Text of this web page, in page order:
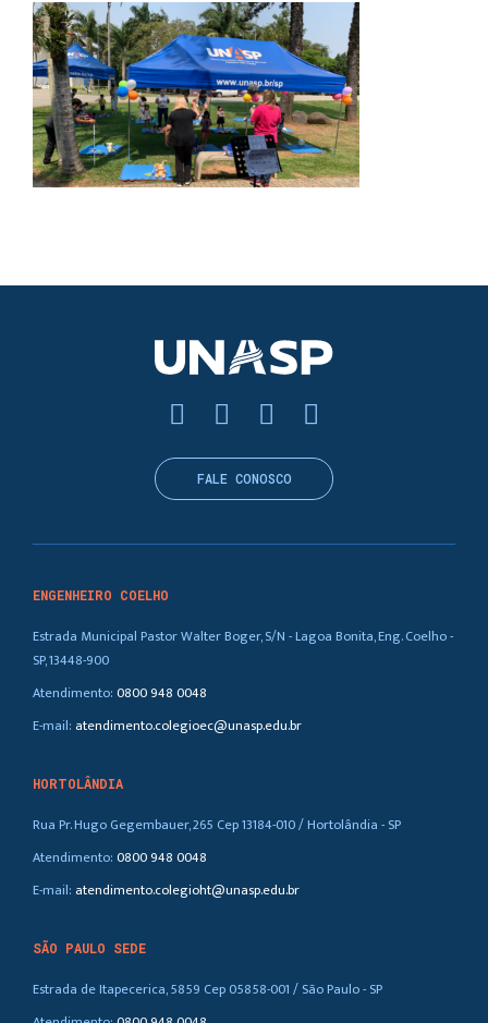
ENGENHEIRO COELHO
Estrada Municipal Pastor Walter Boger, S/N - Lagoa Bonita, Eng. Coelho -
SP, 13448-900
Atendimento:0800 948 0048
E-mail: atendimento.colegioec@unasp.edu.br
HORTOLÂNDIA
Rua Pr. Hugo Gegembauer, 265 Cep 13184-010 / Hortolândia - SP
Atendimento:0800 948 0048
E-mail: atendimento.colegioht@unasp.edu.br
SÃO PAULO SEDE
Estrada de Itapecerica, 5859 Cep 05858-001 / São Paulo - SP
FALE CONOSCO